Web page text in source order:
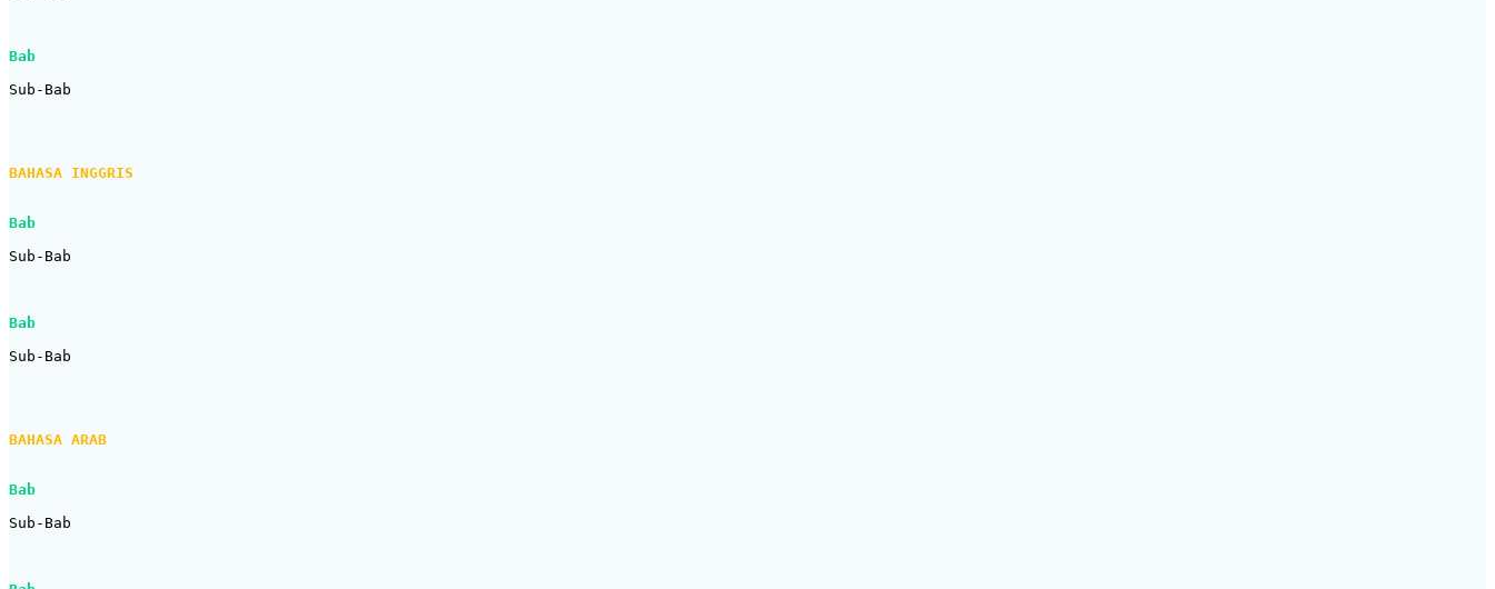
Bab
Sub-Bab
BAHASA INGGRIS
Bab
Sub-Bab
Bab
Sub-Bab
BAHASA ARAB
Bab
Sub-Bab